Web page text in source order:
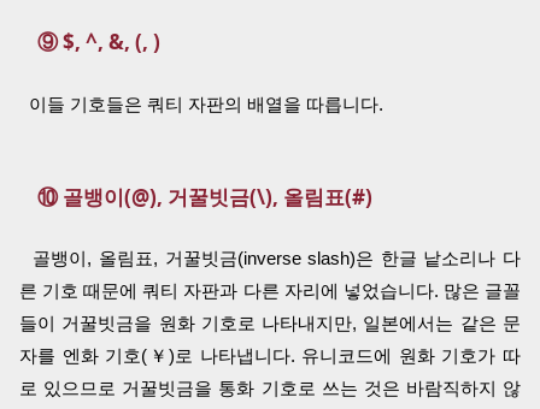
⑨ $, ^, &, (, )
이들 기호들은 쿼티 자판의 배열을 따릅니다.
⑩ 골뱅이(@), 거꿀빗금(\), 올림표(#)
골뱅이, 올림표, 거꿀빗금(inverse slash)은 한글 낱소리나 다
른 기호 때문에 쿼티 자판과 다른 자리에 넣었습니다. 많은 글꼴
들이 거꿀빗금을 원화 기호로 나타내지만, 일본에서는 같은 문
자를 엔화 기호(￥)로 나타냅니다. 유니코드에 원화 기호가 따
로 있으므로 거꿀빗금을 통화 기호로 쓰는 것은 바람직하지 않